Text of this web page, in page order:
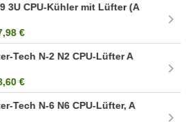
3U CPU-Kühler mit Lüfter (A
€
Tech N-2 N2 CPU-Lüfter A
€
Tech N-6 N6 CPU-Lüfter, A